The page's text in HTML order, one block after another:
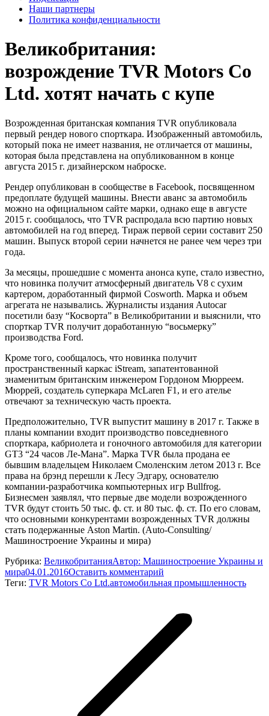
Наши партнеры
Политика конфиденциальности
Великобритания:
возрождение TVR Motors Co
Ltd. хотят начать с купе
Возрожденная британская компания TVR опубликовала
первый рендер нового спорткара. Изображенный автомобиль,
который пока не имеет названия, не отличается от машины,
которая была представлена на опубликованном в конце
августа 2015 г. дизайнерском наброске.
Рендер опубликован в сообществе в Facebook, посвященном
предоплате будущей машины. Внести аванс за автомобиль
можно на официальном сайте марки, однако еще в августе
2015 г. сообщалось, что TVR распродала всю партию новых
автомобилей на год вперед. Тираж первой серии составит 250
машин. Выпуск второй серии начнется не ранее чем через три
года.
За месяцы, прошедшие с момента анонса купе, стало известно,
что новинка получит атмосферный двигатель V8 с сухим
картером, доработанный фирмой Cosworth. Марка и объем
агрегата не назывались. Журналисты издания Autocar
посетили базу “Косворта” в Великобритании и выяснили, что
спорткар TVR получит доработанную “восьмерку”
производства Ford.
Кроме того, сообщалось, что новинка получит
пространственный каркас iStream, запатентованной
знаменитым британским инженером Гордоном Мюрреем.
Мюррей, создатель суперкара McLaren F1, и его ателье
отвечают за техническую часть проекта.
Предположительно, TVR выпустит машину в 2017 г. Также в
планы компании входит производство повседневного
спорткара, кабриолета и гоночного автомобиля для категории
GT3 “24 часов Ле-Мана”. Марка TVR была продана ее
бывшим владельцем Николаем Смоленским летом 2013 г. Все
права на брэнд перешли к Лесу Эдгару, основателю
компании-разработчика компьютерных игр Bullfrog.
Бизнесмен заявлял, что первые две модели возрожденного
TVR будут стоить 50 тыс. ф. ст. и 80 тыс. ф. ст. По его словам,
что основными конкурентами возрожденных TVR должны
стать подержанные Aston Martin. (Auto-Consulting/
Машиностроение Украины и мира)
Рубрика: ВеликобританияАвтор: Машиностроение Украины и
мира04.01.2016Оставить комментарий
Теги: TVR Motors Co Ltd.автомобильная промышленность